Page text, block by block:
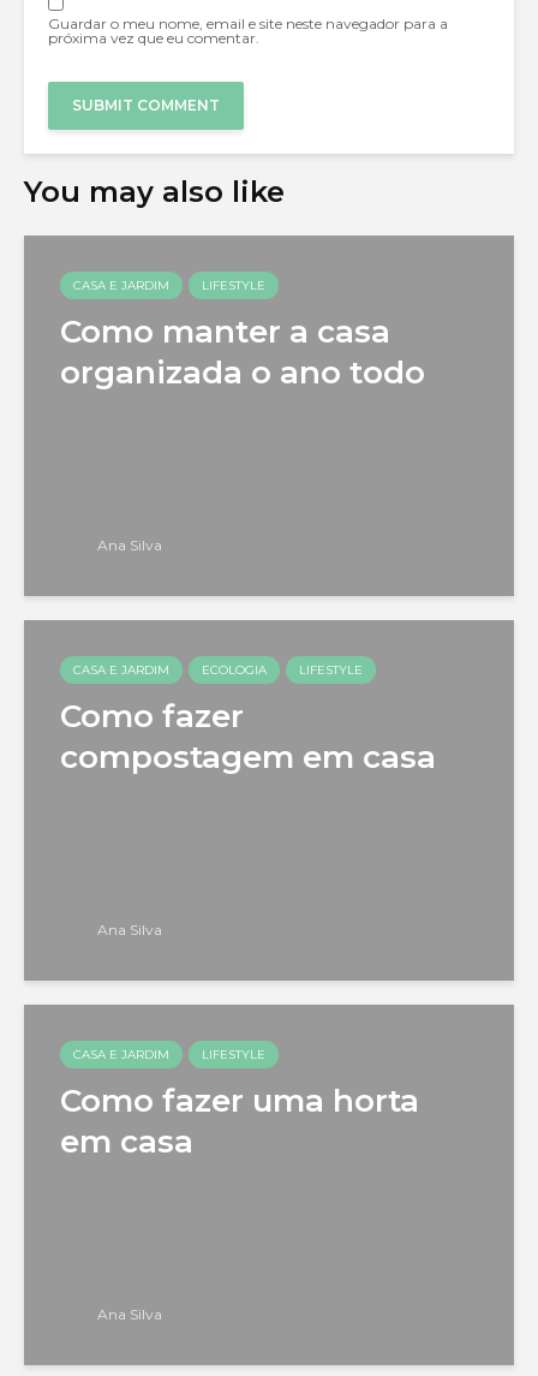
Guardar o meu nome, email e site neste navegador para a
próxima vez que eu comentar.
You may also like
CASA E JARDIM LIFESTYLE
Como manter a casa
organizada o ano todo
Ana Silva
CASA E JARDIM ECOLOGIA LIFESTYLE
Como fazer
compostagem em casa
Ana Silva
CASA E JARDIM LIFESTYLE
Como fazer uma horta
em casa
Ana Silva